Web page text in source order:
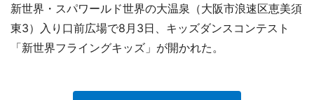
新世界・スパワールド世界の大温泉（大阪市浪速区恵美須
東3）入り口前広場で8月3日、キッズダンスコンテスト
「新世界フライングキッズ」が開かれた。